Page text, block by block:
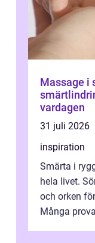
Massage i
vardagen
31 juli 2026
inspiration
Smärta i
hela livet.
och orken
Många